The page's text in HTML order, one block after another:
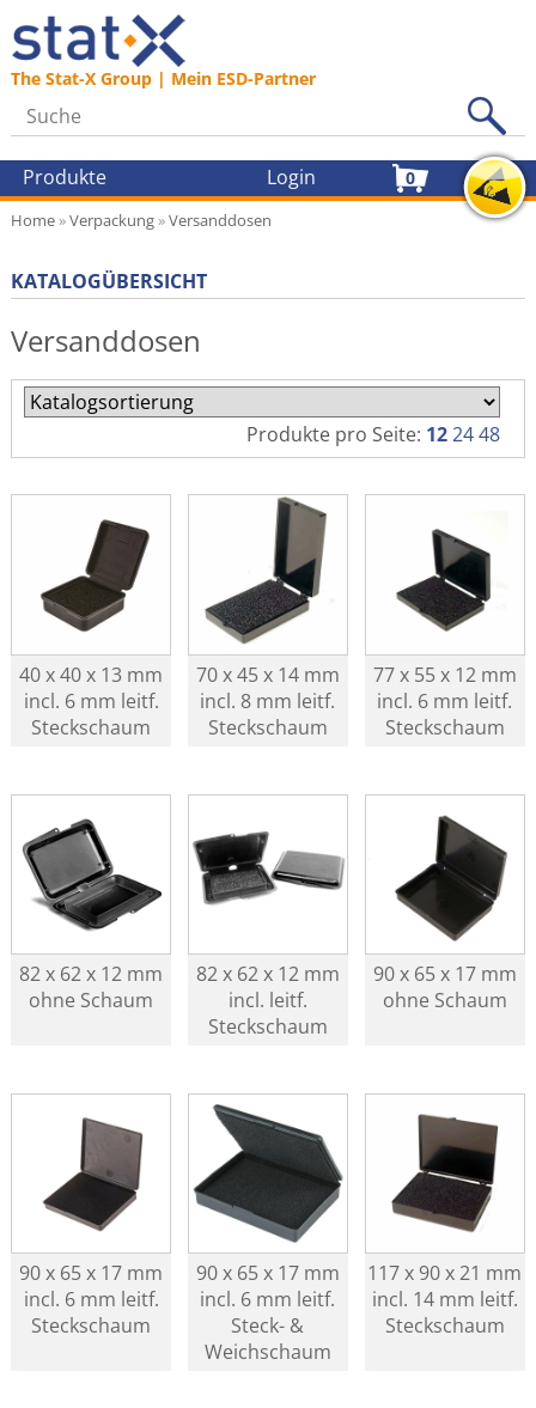
The Stat-X Group | Mein ESD-Partner
0
Login
Produkte
Home»Verpackung»Versanddosen
KATALOGÜBERSICHT
Versanddosen
48
24
12
Produkte pro Seite:
40 x 40 x 13 mm
incl. 6 mm leitf.
Steckschaum
70 x 45 x 14 mm
incl. 8 mm leitf.
Steckschaum
77 x 55 x 12 mm
incl. 6 mm leitf.
Steckschaum
82 x 62 x 12 mm
ohne Schaum
82 x 62 x 12 mm
incl. leitf.
Steckschaum
90 x 65 x 17 mm
ohne Schaum
90 x 65 x 17 mm
incl. 6 mm leitf.
Steckschaum
90 x 65 x 17 mm
incl. 6 mm leitf.
Steck- &
Weichschaum
117 x 90 x 21 mm
incl. 14 mm leitf.
Steckschaum